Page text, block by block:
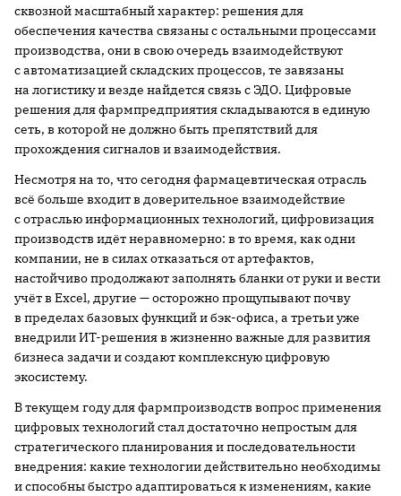
сквозной масштабный характер: решения для
обеспечения качества связаны с остальными процессами
производства, они в свою очередь взаимодействуют
с автоматизацией складских процессов, те завязаны
на логистику и везде найдется связь с ЭДО. Цифровые
решения для фармпредприятия складываются в единую
сеть, в которой не должно быть препятствий для
прохождения сигналов и взаимодействия.
Несмотря на то, что сегодня фармацевтическая отрасль
всё больше входит в доверительное взаимодействие
с отраслью информационных технологий, цифровизация
производств идёт неравномерно: в то время, как одни
компании, не в силах отказаться от артефактов,
настойчиво продолжают заполнять бланки от руки и вести
учёт в Excel, другие — осторожно прощупывают почву
в пределах базовых функций и бэк-офиса, а третьи уже
внедрили ИТ-решения в жизненно важные для развития
бизнеса задачи и создают комплексную цифровую
экосистему.
В текущем году для фармпроизводств вопрос применения
цифровых технологий стал достаточно непростым для
стратегического планирования и последовательности
внедрения: какие технологии действительно необходимы
и способны быстро адаптироваться к изменениям, какие